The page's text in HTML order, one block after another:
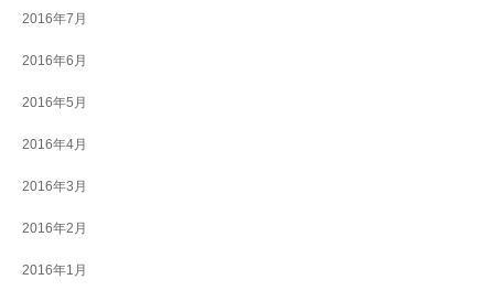
2016年7月
2016年6月
2016年5月
2016年4月
2016年3月
2016年2月
2016年1月